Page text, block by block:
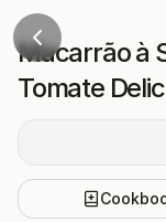
Macarrão à
Tomate